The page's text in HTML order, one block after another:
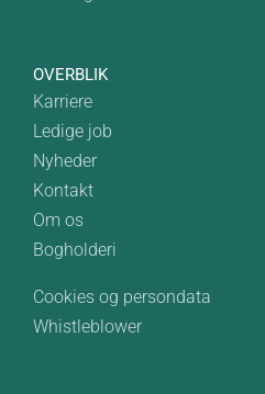
OVERBLIK
Karriere
Ledige job
Nyheder
Kontakt
Om os
Bogholderi
Cookies og persondata
Whistleblower